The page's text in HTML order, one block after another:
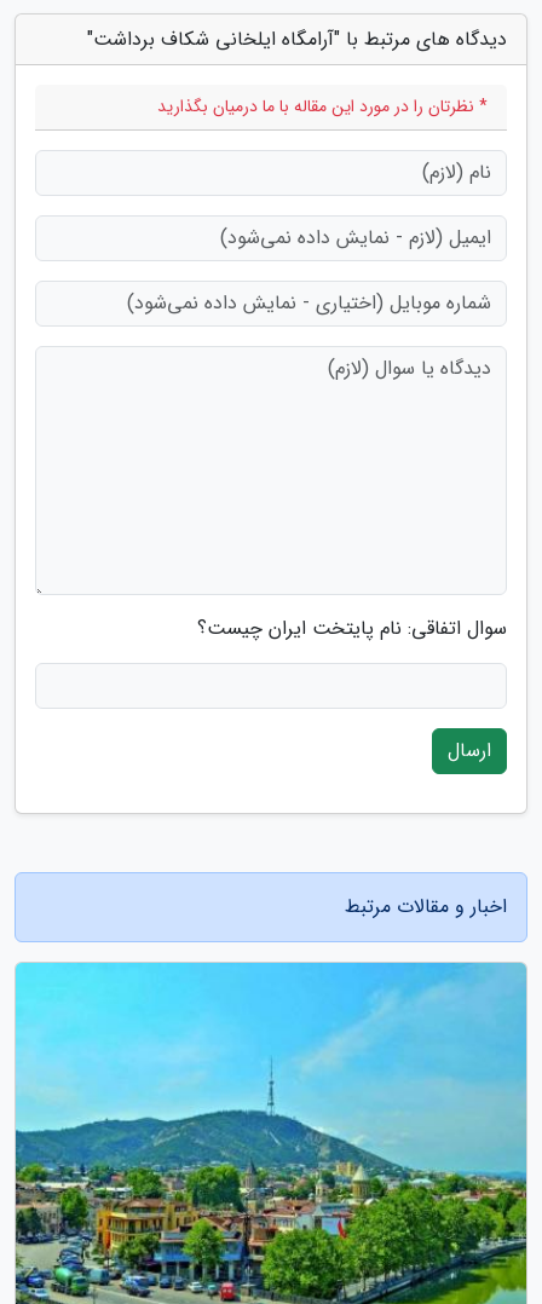
دیدگاه های مرتبط با "آرامگاه ایلخانی شکاف برداشت"
* نظرتان را در مورد این مقاله با ما درمیان بگذارید
سوال اتفاقی: نام پایتخت ایران چیست؟
ارسال
اخبار و مقالات مرتبط